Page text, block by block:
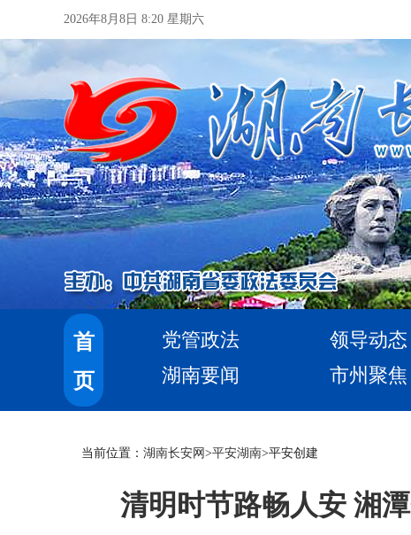
2026年8月8日 8:20 星期六
首
页
党管政法 领导动态
湖南要闻
市州聚焦
当前位置： 湖南长安网 >平安湖南>平安创建
清明时节路畅人安 湘